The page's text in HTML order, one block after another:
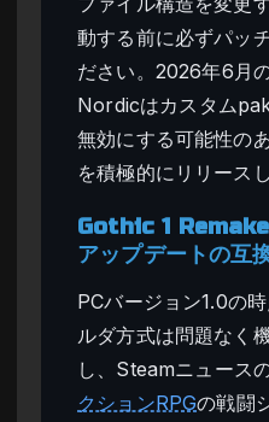
動する前に必ずパッ
ださい。2026年6月
Nordicはカスタム
無効にする可能性の
を積極的にリリース
Gothic 1
アップデートの互
PCバージョン1.0の時
ルダ方式は問題なく
し、Steamニュース
クションRPGの戦闘